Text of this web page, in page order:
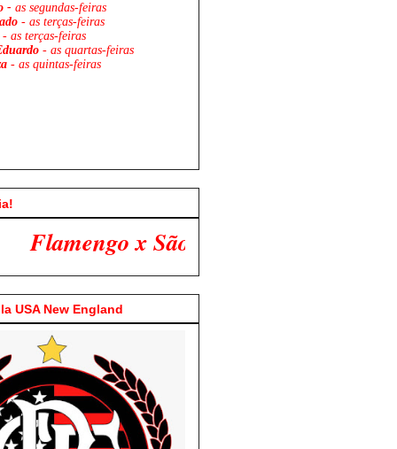
- as segundas-feiras
- as terças-feiras
- as terças-feiras
- as quartas-feiras
- as quintas-feiras
x São Paulo. Venha Participar
USA New England